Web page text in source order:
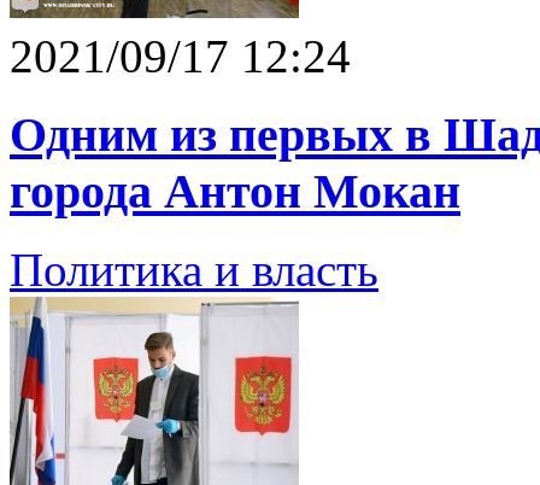
2021/09/17 12:24
Одним из первых в
города Антон Мокан
Политика и власть